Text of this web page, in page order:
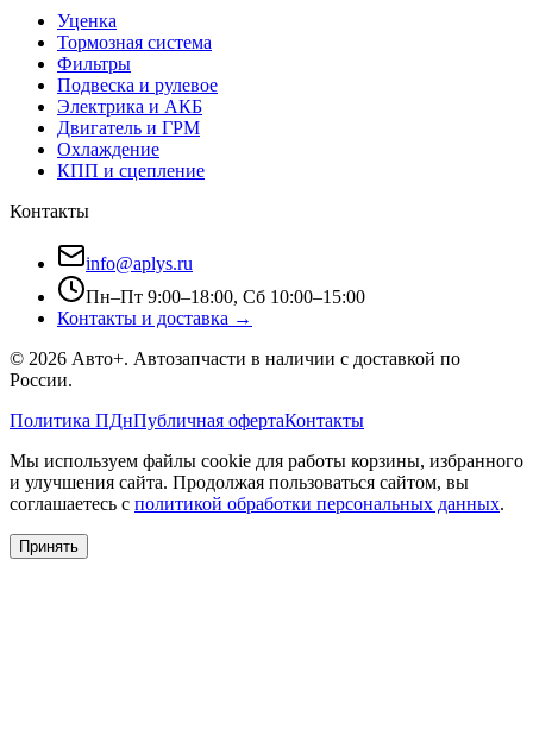
Уценка
Тормозная система
Фильтры
Подвеска и рулевое
Электрика и АКБ
Двигатель и ГРМ
Охлаждение
КПП и сцепление
Контакты
info@aplys.ru
Пн–Пт 9:00–18:00, Сб 10:00–15:00
Контакты и доставка →
© 2026 Авто+. Автозапчасти в наличии с доставкой по
России.
Политика ПДнПубличная офертаКонтакты
Мы используем файлы cookie для работы корзины, избранного
и улучшения сайта. Продолжая пользоваться сайтом, вы
соглашаетесь с политикой обработки персональных данных.
Принять